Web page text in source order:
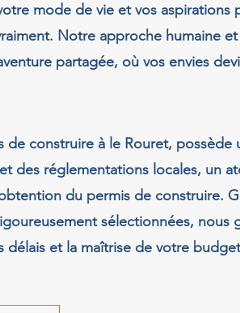
mode de vie et vos aspirations
Notre approche humaine et
partagée, où vos envies
construire à le Rouret, possède
des réglementations locales, un
du permis de construire.
sélectionnées, nous
et la maîtrise de votre